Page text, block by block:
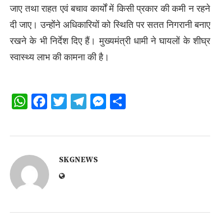
जाए तथा राहत एवं बचाव कार्यों में किसी प्रकार की कमी न रहने
दी जाए। उन्होंने अधिकारियों को स्थिति पर सतत निगरानी बनाए
रखने के भी निर्देश दिए हैं। मुख्यमंत्री धामी ने घायलों के शीघ्र
स्वास्थ्य लाभ की कामना की है।
WhatsApp
Facebook
Twitter
Telegram
Messenger
SKGNEWS